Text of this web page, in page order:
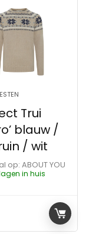
Trui
blauw /
/ wit
op:
ABOUT YOU
in huis
prijs
Huidige prijs is: